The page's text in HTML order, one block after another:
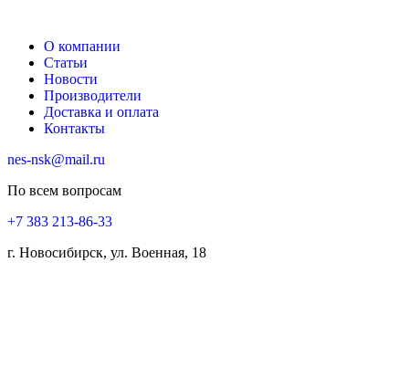
О компании
Статьи
Новости
Производители
Доставка и оплата
Контакты
nes-nsk@mail.ru
По всем вопросам
+7 383 213-86-33
г. Новосибирск, ул. Военная, 18